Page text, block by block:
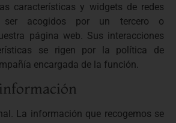
características y widgets de redes
ser acogidos por un tercero o
página web. Sus interacciones
se rigen por la política de
encargada de la función.
La información que recogemos se